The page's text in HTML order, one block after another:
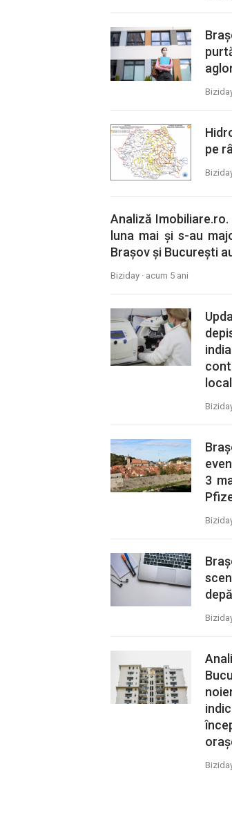
pe
Analiză
luna mai și s-au
Brașov și București
Biziday · acum 5 ani
3